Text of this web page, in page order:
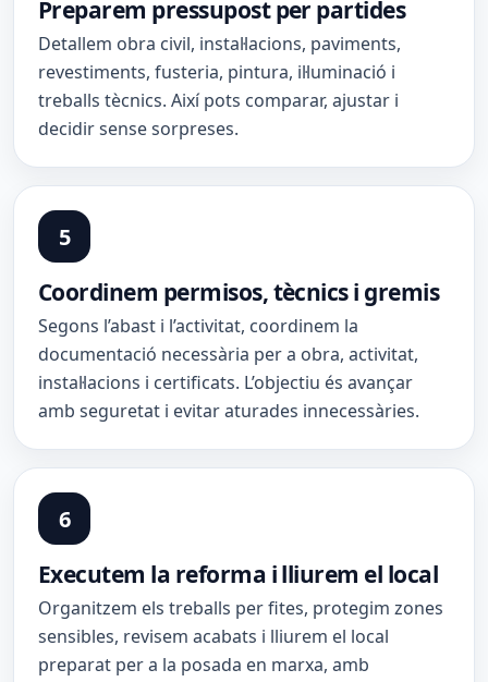
Preparem pressupost per partides
Detallem obra civil, instal·lacions, paviments,
revestiments, fusteria, pintura, il·luminació i
treballs tècnics. Així pots comparar, ajustar i
decidir sense sorpreses.
Coordinem permisos, tècnics i gremis
Segons l’abast i l’activitat, coordinem la
documentació necessària per a obra, activitat,
instal·lacions i certificats. L’objectiu és avançar
amb seguretat i evitar aturades innecessàries.
Executem la reforma i lliurem el local
Organitzem els treballs per fites, protegim zones
sensibles, revisem acabats i lliurem el local
preparat per a la posada en marxa, amb